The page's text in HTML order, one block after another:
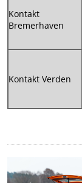
Kontakt
Bremerhaven
Kontakt Verden